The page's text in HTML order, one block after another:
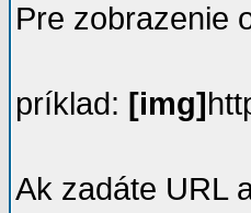
Pre zobrazenie
príklad: [img]
Ak zadáte URL